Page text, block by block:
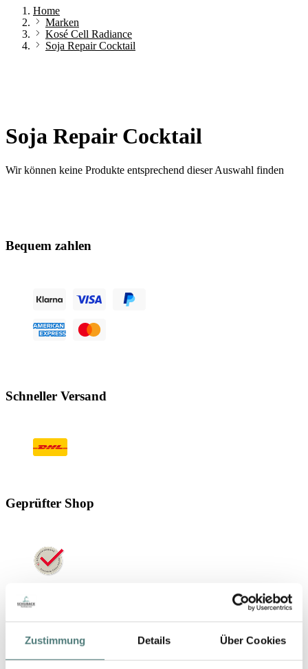
Zustimmung Details Über Cookies
Home
Marken
Kosé Cell Radiance
Soja Repair Cocktail
Soja Repair Cocktail
Wir können keine Produkte entsprechend dieser Auswahl finden
Bequem zahlen
Schneller Versand
Geprüfter Shop
YBPN-Partner